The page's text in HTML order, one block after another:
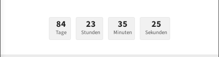
Stärken + Zahnteilung:
mm
Konvex Meterware
84
Tage
23
Stunden
35
Minuten
24
Sekunden